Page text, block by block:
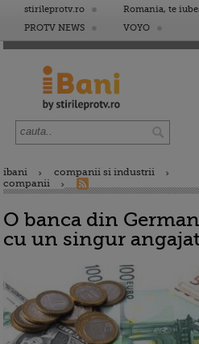
stirileprotv.ro Romania, te
PROTV NEWS
VOYO
ibani
companii si industrii
companii
O banca din
cu un singur angajat